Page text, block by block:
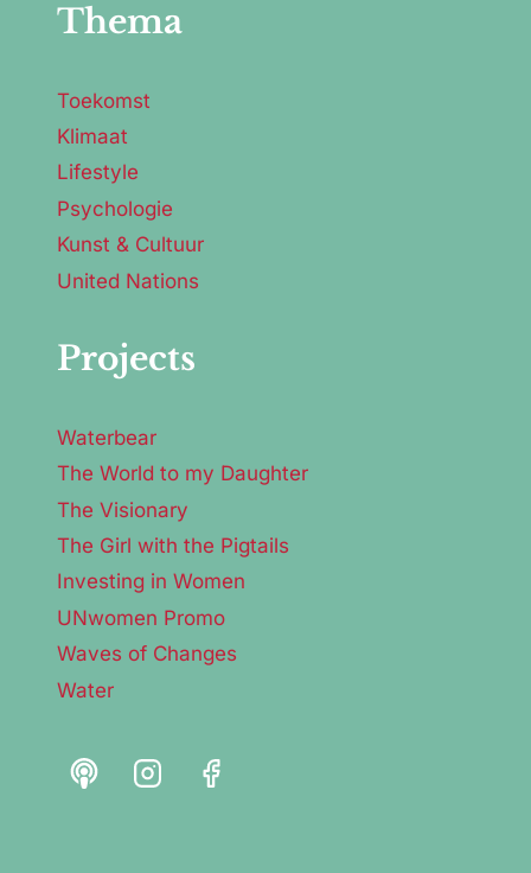
Thema
Toekomst
Klimaat
Lifestyle
Psychologie
Kunst & Cultuur
United Nations
Projects
Waterbear
The World to my Daughter
The Visionary
The Girl with the Pigtails
Investing in Women
UNwomen Promo
Waves of Changes
Water